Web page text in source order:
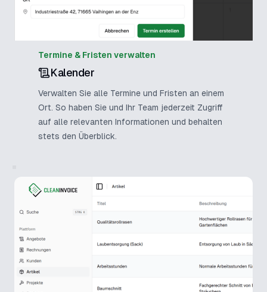
Termine & Fristen verwalten
Kalender
Verwalten Sie alle Termine und Fristen an einem
Ort. So haben Sie und Ihr Team jederzeit Zugriff
auf alle relevanten Informationen und behalten
stets den Überblick.